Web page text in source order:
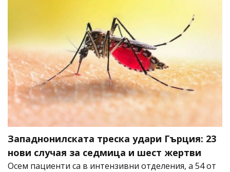
Западнонилската треска удари Гърция: 23
нови случая за седмица и шест жертви
Осем пациенти са в интензивни отделения, а 54 от